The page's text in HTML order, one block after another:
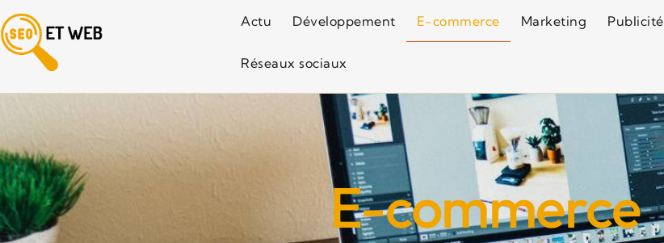
Actu Développement E-commerce Marketing Publicité
Réseaux sociaux
E-commerce